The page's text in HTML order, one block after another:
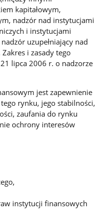
kapitałowym,
nadzór nad instytucjami
i instytucjami
uzupełniający nad
i zasady tego
lipca 2006 r. o nadzorze
jest zapewnienie
rynku, jego stabilności,
zaufania do rynku
ochrony interesów
instytucji finansowych